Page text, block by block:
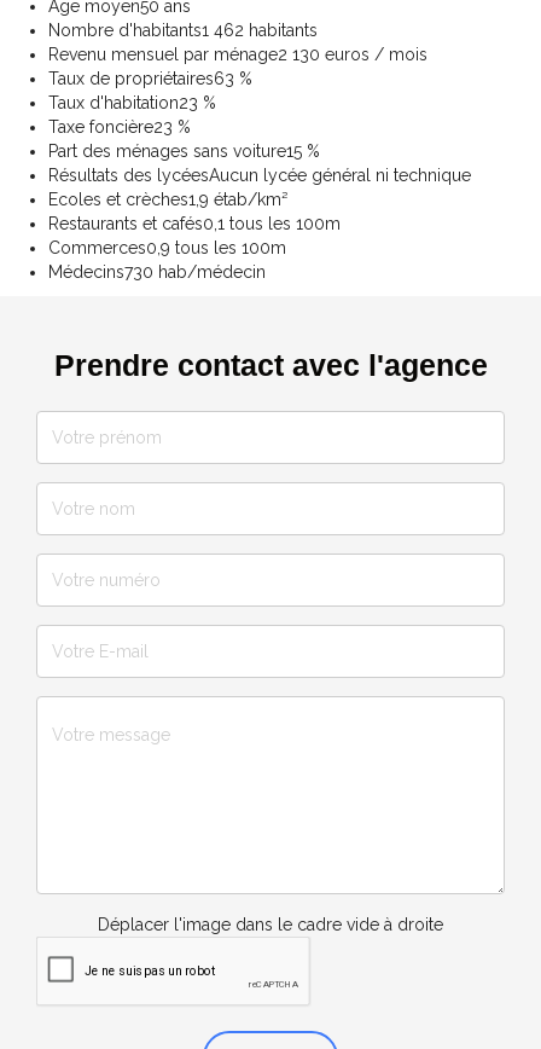
Age moyen50 ans
Nombre d'habitants1 462 habitants
Revenu mensuel par ménage2 130 euros / mois
Taux de propriétaires63 %
Taux d'habitation23 %
Taxe foncière23 %
Part des ménages sans voiture15 %
Résultats des lycéesAucun lycée général ni technique
Ecoles et crèches1,9 étab/km²
Restaurants et cafés0,1 tous les 100m
Commerces0,9 tous les 100m
Médecins730 hab/médecin
Prendre contact avec l'agence
Déplacer l'image dans le cadre vide à droite